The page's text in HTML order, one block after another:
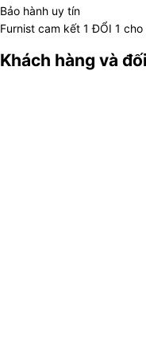
Bảo hành uy tín
Furnist cam kết 1 ĐỔI 1
Khách hàng và